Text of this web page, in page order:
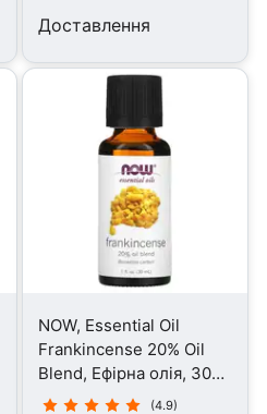
Доставлення
NOW, Essential Oil
Frankincense 20% Oil
Blend, Ефірна олія, 30
мл
(4.9)